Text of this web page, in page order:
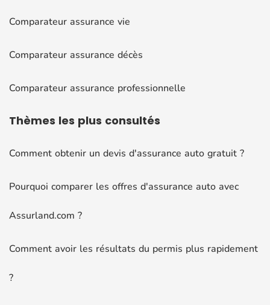
Comparateur assurance vie
Comparateur assurance décès
Comparateur assurance professionnelle
Thèmes les plus consultés
Comment obtenir un devis d'assurance auto gratuit ?
Pourquoi comparer les offres d'assurance auto avec
Assurland.com ?
Comment avoir les résultats du permis plus rapidement
?